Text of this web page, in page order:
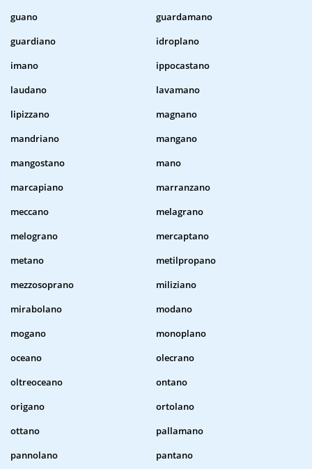
guano
guardamano
guardiano
idroplano
imano
ippocastano
laudano
lavamano
lipizzano
magnano
mandriano
mangano
mangostano
mano
marcapiano
marranzano
meccano
melagrano
melograno
mercaptano
metano
metilpropano
mezzosoprano
miliziano
mirabolano
modano
mogano
monoplano
oceano
olecrano
oltreoceano
ontano
origano
ortolano
ottano
pallamano
pannolano
pantano